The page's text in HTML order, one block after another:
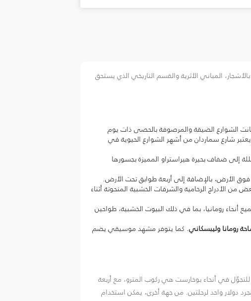
المباني الأثرية والقسم التاريخي الذي يستحق
الشوارع الضيقة والمرصوفة بالحصى ذات يوم
شارع سماردان من أشهر الشوارع الحيوية في
إلى ضفاف بحيرة هيراستراو المميزة بجسورها
من أكبر المباني في العالم، حيث يضم 1100 غرفة و12 طابقاً فوق الأرض، بالإضافة إلى أربعة طوابق تحت الأرض.
لمشاهدة بعض من الأدراج الرخامية والشرفات الخشبية المنحوتة أثناء
من 300 مبنى ريفي من جميع أنحاء رومانيا، بما في ذلك البيوت الخشبية، طواحين
رومانا وليبسكاني. كما يتوفر مشهد موسيقي يضم
للتجوّل في أنحاء بوخارست هي ركوب المترو، مع أربعة
دولار واحد لرحلتين. من جهة أخرى، يمكن استخدام